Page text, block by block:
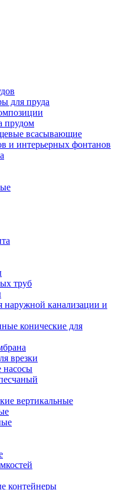
для пруда
прудом
всасывающие
и интерьерных фонтанов
труб
наружной канализации и
конические для
врезки
насосы
вертикальные
контейнеры